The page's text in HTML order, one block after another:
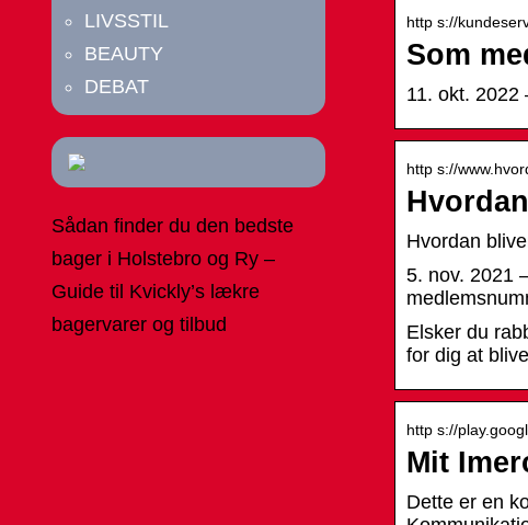
http s://
Som
11. okt.
http s://
Hvordan
5. nov. 2021
Elsker du
for dig at
http s://
Mit
Dette er en
LIVSSTIL
BEAUTY
DEBAT
Sådan finder du den bedste
bager i Holstebro og Ry –
Guide til Kvickly’s lækre
bagervarer og tilbud